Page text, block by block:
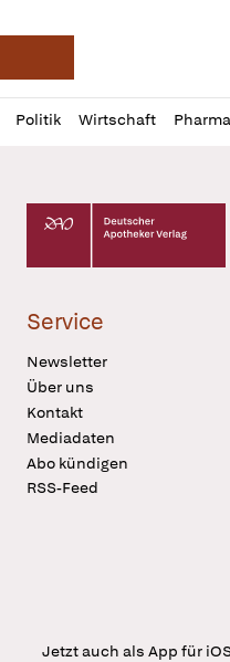
Deutsche
Politik Wirtschaft
Profil
öffnen
Daz
Pur
Deutscher Apotheker
Service
Newsletter
Über uns
Kontakt
Mediadaten
Abo kündigen
RSS-Feed
Jetzt auch als App für